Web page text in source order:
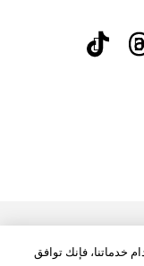
خدماتنا، فإنك توافق